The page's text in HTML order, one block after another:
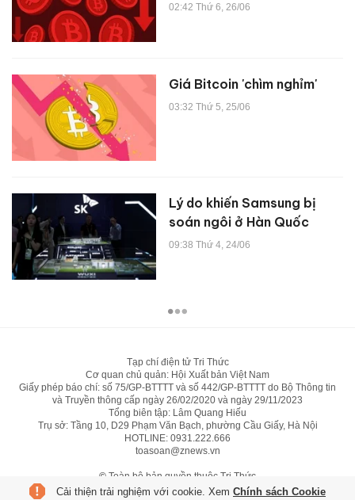
02:42 Thứ 6, 26/06
Giá Bitcoin 'chìm nghỉm'
03:32 Thứ 5, 25/06
Lý do khiến Samsung bị
soán ngôi ở Hàn Quốc
09:38 Thứ 4, 24/06
Tạp chí điện tử Tri Thức
Cơ quan chủ quản: Hội Xuất bản Việt Nam
Giấy phép báo chí: số 75/GP-BTTTT và số 442/GP-BTTTT do Bộ Thông tin
và Truyền thông cấp ngày 26/02/2020 và ngày 29/11/2023
Tổng biên tập: Lâm Quang Hiếu
Trụ sở: Tầng 10, D29 Phạm Văn Bạch, phường Cầu Giấy, Hà Nội
HOTLINE: 0931.222.666
toasoan@znews.vn
© Toàn bộ bản quyền thuộc Tri Thức
Cải thiện trải nghiệm với cookie. Xem Chính sách Cookie